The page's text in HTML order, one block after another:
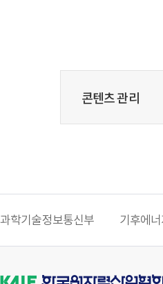
2일 차에는 원
이해, 용어의 정
기본강의가 진
콘텐츠 관리
과학기술정보통신부 기후에